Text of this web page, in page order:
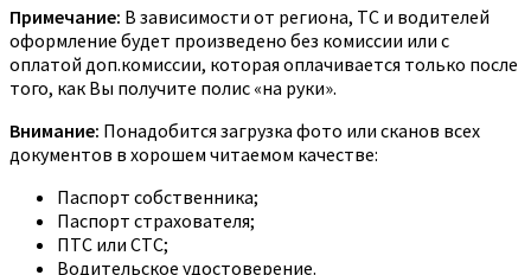
Примечание: В зависимости от региона, ТС и водителей
оформление будет произведено без комиссии или с
оплатой доп.комиссии, которая оплачивается только после
того, как Вы получите полис «на руки».
Внимание: Понадобится загрузка фото или сканов всех
документов в хорошем читаемом качестве:
Паспорт собственника;
Паспорт страхователя;
ПТС или СТС;
Водительское удостоверение.